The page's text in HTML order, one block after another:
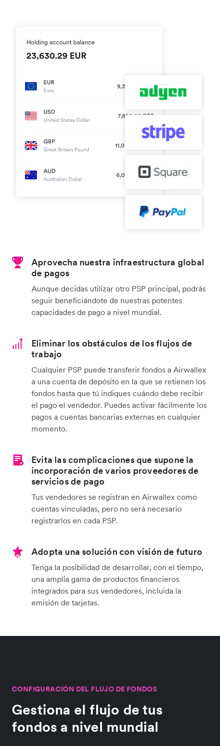
Aprovecha nuestra infraestructura global
de pagos
Aunque decidas utilizar otro PSP principal, podrás
seguir beneficiándote de nuestras potentes
capacidades de pago a nivel mundial.
Eliminar los obstáculos de los flujos de
trabajo
Cualquier PSP puede transferir fondos a Airwallex
a una cuenta de depósito en la que se retienen los
fondos hasta que tú indiques cuándo debe recibir
el pago el vendedor. Puedes activar fácilmente los
pagos a cuentas bancarias externas en cualquier
momento.
Evita las complicaciones que supone la
incorporación de varios proveedores de
servicios de pago
Tus vendedores se registran en Airwallex como
cuentas vinculadas, pero no será necesario
registrarlos en cada PSP.
Adopta una solución con visión de futuro
Tenga la posibilidad de desarrollar, con el tiempo,
una amplia gama de productos financieros
integrados para sus vendedores, incluida la
emisión de tarjetas.
CONFIGURACIÓN DEL FLUJO DE FONDOS
Gestiona el flujo de tus
fondos a nivel mundial